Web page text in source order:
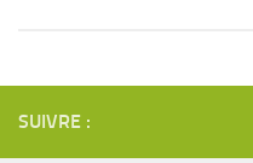
SUIVRE :